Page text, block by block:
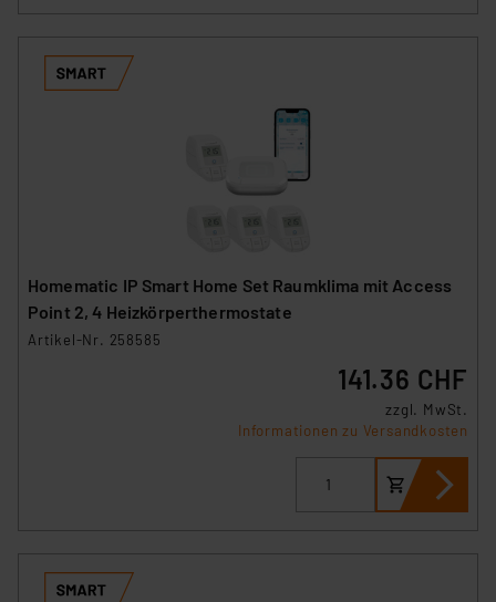
Homematic IP Smart Home Set Raumklima mit Access
Point 2, 4 Heizkörperthermostate
Artikel-Nr. 258585
141.36 CHF
zzgl. MwSt.
Informationen zu Versandkosten